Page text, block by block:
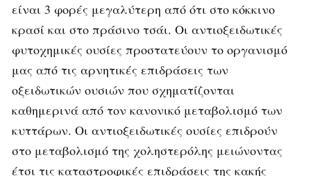
είναι 3 φορές μεγαλύτερη από ότι στο κόκκινο
κρασί και στο πράσινο τσάι. Οι αντιοξειδωτικές
φυτοχημικές ουσίες προστατεύουν το οργανισμό
μας από τις αρνητικές επιδράσεις των
οξειδωτικών ουσιών που σχηματίζονται
καθημερινά από τον κανονικό μεταβολισμό των
κυττάρων. Οι αντιοξειδωτικές ουσίες επιδρούν
στο μεταβολισμό της χοληστερόλης μειώνοντας
έτσι τις καταστροφικές επιδράσεις της κακής